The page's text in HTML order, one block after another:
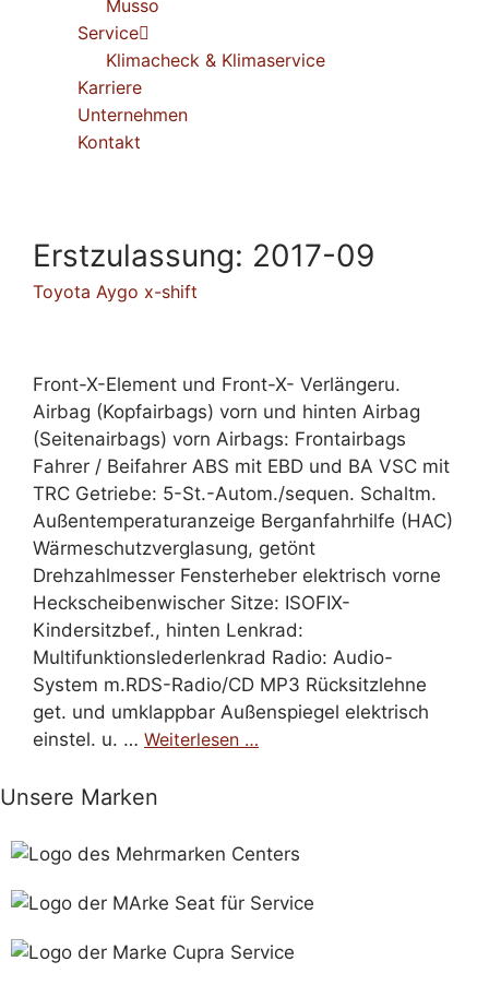
Musso
Service
Klimacheck & Klimaservice
Karriere
Unternehmen
Kontakt
Erstzulassung: 2017-09
Toyota Aygo x-shift
Front-X-Element und Front-X- Verlängeru.
Airbag (Kopfairbags) vorn und hinten Airbag
(Seitenairbags) vorn Airbags: Frontairbags
Fahrer / Beifahrer ABS mit EBD und BA VSC mit
TRC Getriebe: 5-St.-Autom./sequen. Schaltm.
Außentemperaturanzeige Berganfahrhilfe (HAC)
Wärmeschutzverglasung, getönt
Drehzahlmesser Fensterheber elektrisch vorne
Heckscheibenwischer Sitze: ISOFIX-
Kindersitzbef., hinten Lenkrad:
Multifunktionslederlenkrad Radio: Audio-
System m.RDS-Radio/CD MP3 Rücksitzlehne
get. und umklappbar Außenspiegel elektrisch
einstel. u. … Weiterlesen …
Unsere Marken